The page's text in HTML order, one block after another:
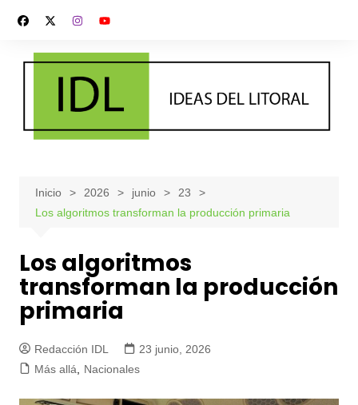
contenido
Inicio 2026 junio
23
Los algoritmos transforman la producción primaria
Los algoritmos
transforman la producción
primaria
Redacción IDL
23 junio, 2026
Más allá, Nacionales